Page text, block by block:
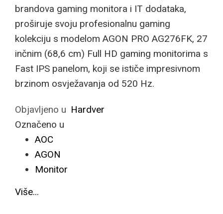
brandova gaming monitora i IT dodataka,
proširuje svoju profesionalnu gaming
kolekciju s modelom AGON PRO AG276FK, 27
inčnim (68,6 cm) Full HD gaming monitorima s
Fast IPS panelom, koji se ističe impresivnom
brzinom osvježavanja od 520 Hz.
Objavljeno u Hardver
Označeno u
AOC
AGON
Monitor
Više...